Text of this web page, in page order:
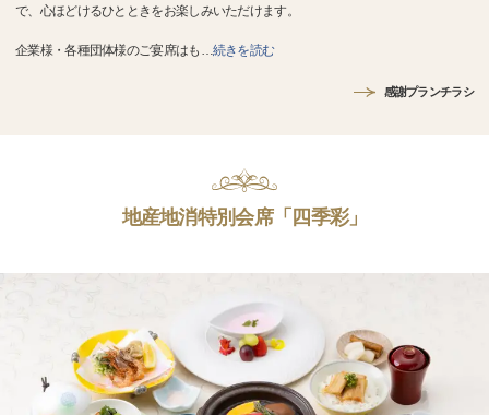
で、心ほどけるひとときをお楽しみいただけます。
企業様・各種団体様のご宴席はも …続きを読む
感謝プランチラシ
地産地消特別会席「四季彩」